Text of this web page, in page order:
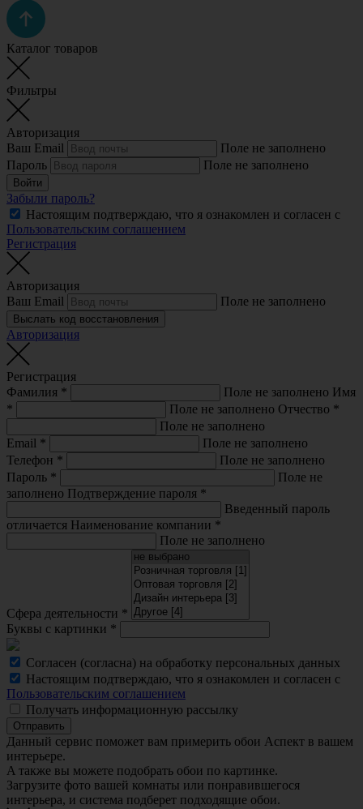
Каталог товаров
Фильтры
Авторизация
Ваш Email
Поле не заполнено
Пароль
Поле не заполнено
Войти
Забыли пароль?
Настоящим подтверждаю, что я ознакомлен и согласен с
Пользовательским соглашением
Регистрация
Авторизация
Ваш Email
Поле не заполнено
Выслать код восстановления
Авторизация
Регистрация
Фамилия * Поле не заполнено Имя
*
Поле не заполнено Отчество *
Поле не заполнено
Email *
Поле не заполнено
Телефон *
Поле не заполнено
Пароль *
Поле не
заполнено Подтверждение пароля *
Введенный пароль
отличается Наименование компании *
Поле не заполнено
Сфера деятельности *
Буквы с картинки *
Согласен (согласна) на обработку персональных данных
Настоящим подтверждаю, что я ознакомлен и согласен с
Пользовательским соглашением
Получать информационную рассылку
Отправить
Данный сервис поможет вам примерить обои Аспект в вашем
интерьере.
A также вы можете подобрать обои по картинке.
Загрузите фото вашей комнаты или понравившегося
интерьера, и система подберет подходящие обои.